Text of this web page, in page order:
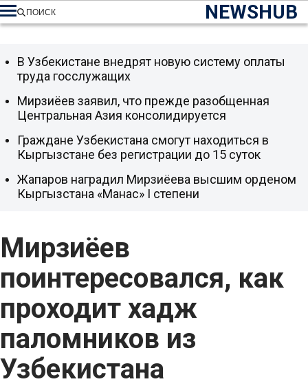
NEWSHUB
ПОИСК
Мирзиёев
поинтересовался, как
проходит хадж
паломников из
Узбекистана
В Узбекистане внедрят новую систему оплаты
труда госслужащих
Мирзиёев заявил, что прежде разобщенная
Центральная Азия консолидируется
Граждане Узбекистана смогут находиться в
Кыргызстане без регистрации до 15 суток
Жапаров наградил Мирзиёева высшим орденом
Кыргызстана «Манас» I степени